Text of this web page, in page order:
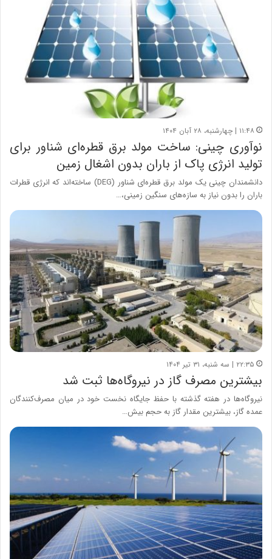
۱۱:۴۸ | چهارشنبه، ۲۸ آبان ۱۴۰۴
نوآوری چینی: ساخت مولد برق قطره‌ای شناور برای
تولید انرژی پاک از باران بدون اشغال زمین
دانشمندان چینی یک مولد برق قطره‌ای شناور (DEG) ساخته‌اند که انرژی قطرات
باران را بدون نیاز به سازه‌های سنگین زمینی،…
۲۲:۳۵ | سه شنبه، ۳۱ تیر ۱۴۰۴
بیشترین مصرف گاز در نیروگاه‌ها ثبت شد
نیروگاه‌ها در هفته گذشته با حفظ جایگاه نخست خود در میان مصرف‌کنندگان
عمده گاز، بیشترین مقدار گاز به حجم بیش…